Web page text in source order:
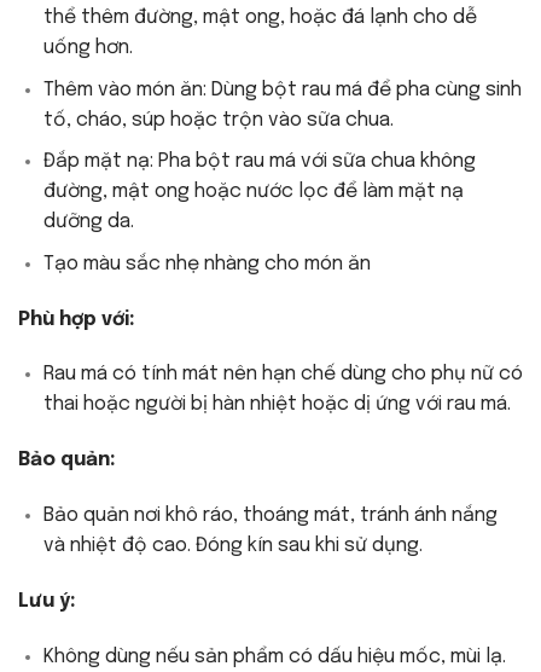
thể thêm đường, mật ong, hoặc đá lạnh cho dễ
uống hơn.
Thêm vào món ăn: Dùng bột rau má để pha cùng sinh
tố, cháo, súp hoặc trộn vào sữa chua.
Đắp mặt nạ: Pha bột rau má với sữa chua không
đường, mật ong hoặc nước lọc để làm mặt nạ
dưỡng da.
Tạo màu sắc nhẹ nhàng cho món ăn
Phù hợp với:
Rau má có tính mát nên hạn chế dùng cho phụ nữ có
thai hoặc người bị hàn nhiệt hoặc dị ứng với rau má.
Bảo quản:
Bảo quản nơi khô ráo, thoáng mát, tránh ánh nắng
và nhiệt độ cao. Đóng kín sau khi sử dụng.
Lưu ý:
Không dùng nếu sản phẩm có dấu hiệu mốc, mùi lạ.